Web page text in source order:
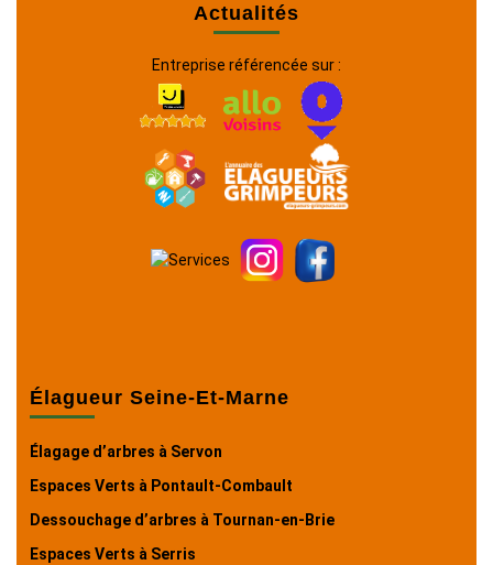
Actualités
Entreprise référencée sur :
Élagueur Seine-Et-Marne
Élagage d’arbres à Servon
Espaces Verts à Pontault-Combault
Dessouchage d’arbres à Tournan-en-Brie
Espaces Verts à Serris